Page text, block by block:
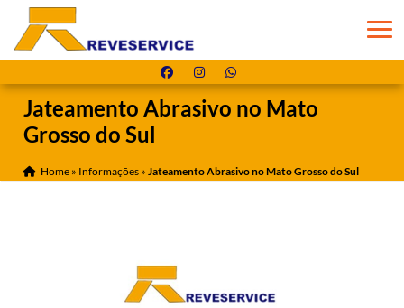
Jateamento Abrasivo no Mato
Grosso do Sul
Home » Informações »Jateamento Abrasivo no Mato Grosso do Sul